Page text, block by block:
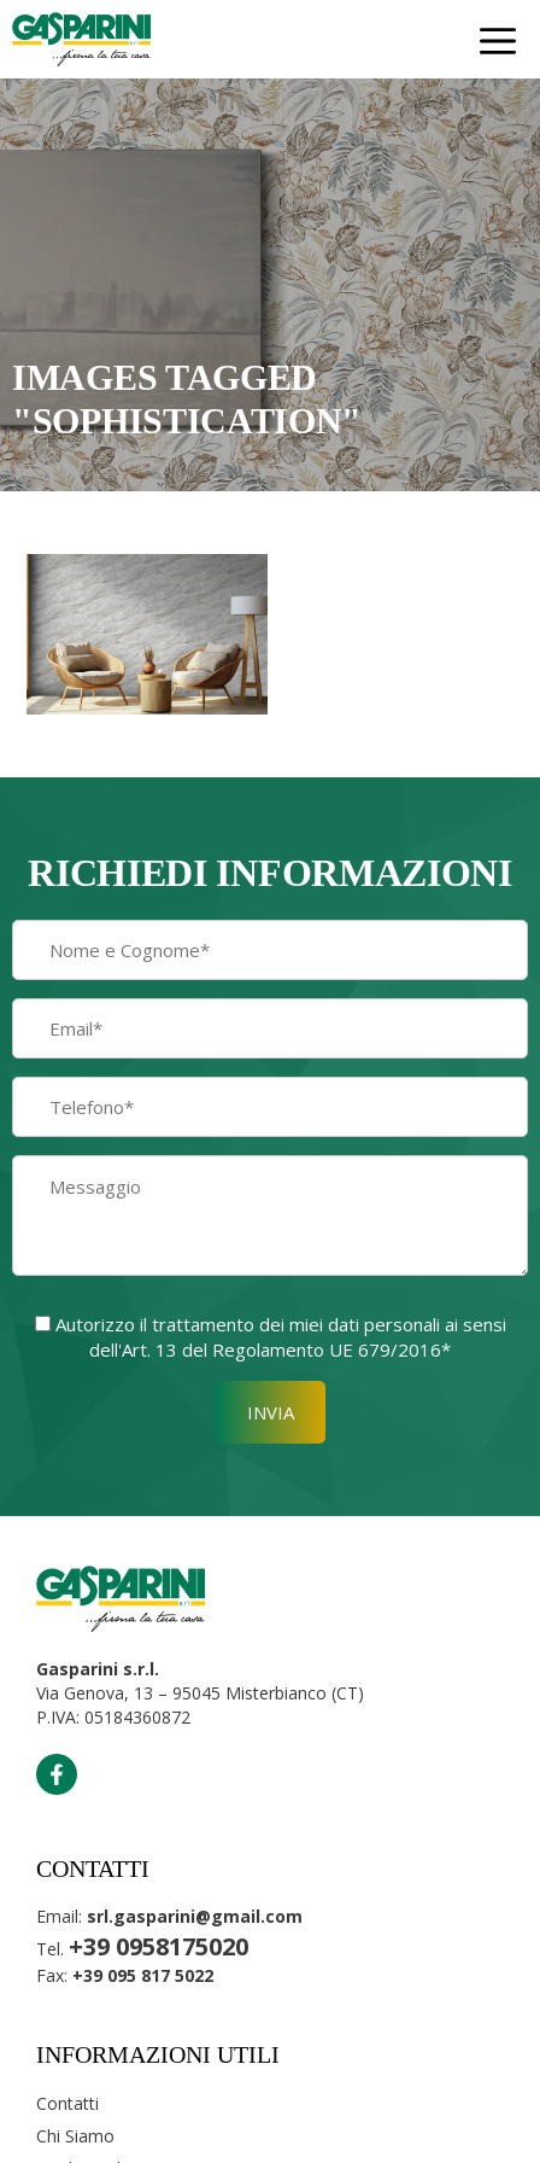
Skip
to
content
IMAGES TAGGED
"SOPHISTICATION"
RICHIEDI INFORMAZIONI
Autorizzo il trattamento dei miei dati personali ai sensi
dell'Art. 13 del Regolamento UE 679/2016*
Si prega di lasciare vuoto
Gasparini s.r.l.
Via Genova, 13 – 95045 Misterbianco (CT)
P.IVA: 05184360872
CONTATTI
Email: srl.gasparini@gmail.com
Tel. +39 0958175020
Fax: +39 095 817 5022
INFORMAZIONI UTILI
Contatti
Chi Siamo